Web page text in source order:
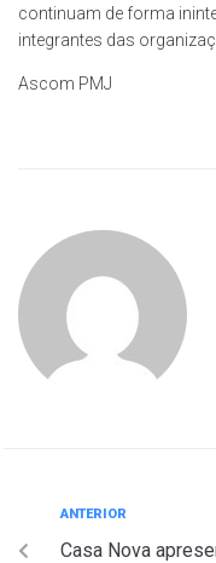
continuam de forma
integrantes das
Ascom PMJ
ANTERIOR
Casa Nova